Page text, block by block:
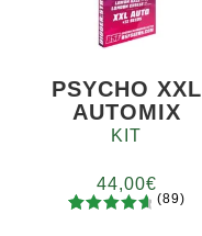
PSYCHO XXL
AUTOMIX
KIT
44,00€
(89)